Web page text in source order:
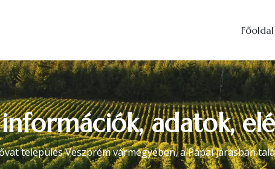
Főoldal
adatok,
település Veszprém vármegyében, a Pápai járásban